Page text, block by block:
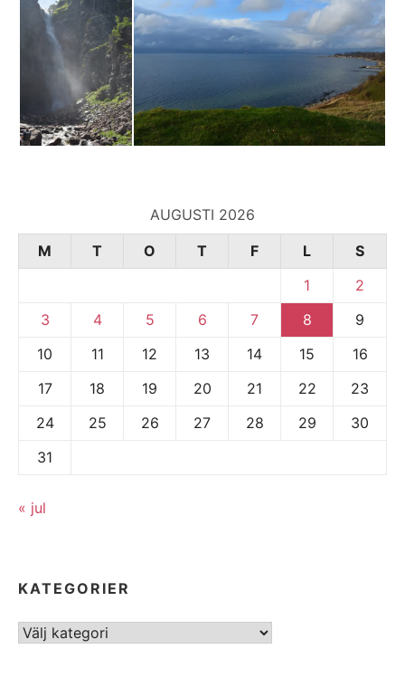
AUGUSTI 2026
M
T O T F L
S
1
2
3
4 5 6 7 8
9
10
11 12 13 14 15
16
17
18 19 20 21 22
23
24
25 26 27 28 29
30
31
« jul
KATEGORIER
Kategorier